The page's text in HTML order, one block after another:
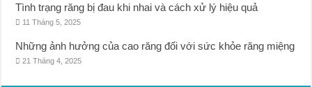
Tình trạng răng bị đau khi nhai và cách xử lý hiệu quả
11 Tháng 5, 2025
Những ảnh hưởng của cao răng đối với sức khỏe răng miệng
21 Tháng 4, 2025